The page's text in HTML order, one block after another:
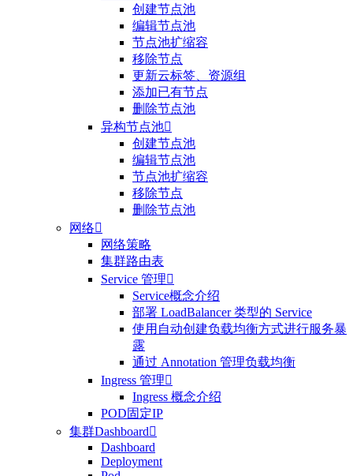
创建节点池
编辑节点池
节点池扩缩容
移除节点
更新云标签、资源组
添加已有节点
删除节点池
异构节点池
创建节点池
编辑节点池
节点池扩缩容
移除节点
删除节点池
网络
网络策略
集群路由表
Service 管理
Service概念介绍
部署 LoadBalancer 类型的 Service
使用自动创建负载均衡方式进行服务暴
露
通过 Annotation 管理负载均衡
Ingress 管理
Ingress 概念介绍
POD固定IP
集群Dashboard
Dashboard
Deployment